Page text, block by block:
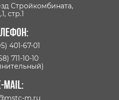
Стройкомбината,
стр.1
401-67-01
711-10-10
mail:
m.ru